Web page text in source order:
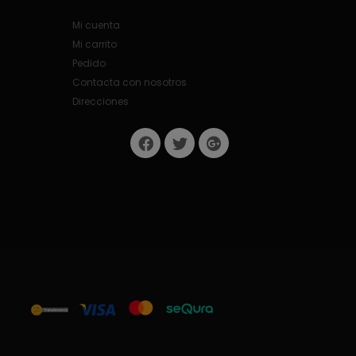
Mi cuenta
Mi carrito
Pedido
Contacta con nosotros
Direcciones